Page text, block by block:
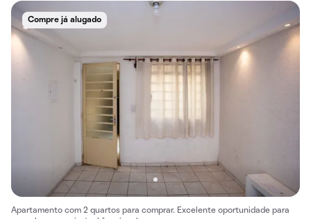
Compre já alugado
Apartamento com 2 quartos para comprar. Excelente oportunidade para